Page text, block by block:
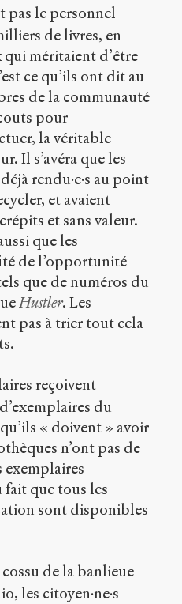
pas le personnel
de livres, en
méritaient d’être
ce qu’ils ont dit au
de la communauté
pour
la véritable
Il s’avéra que les
rendu·e·s au point
et avaient
et sans valeur.
que les
de l’opportunité
que de numéros du
Hustler. Les
pas à trier tout cela
reçoivent
du
« doivent » avoir
n’ont pas de
exemplaires
fait que tous les
sont disponibles
de la banlieue
les citoyen·ne·s